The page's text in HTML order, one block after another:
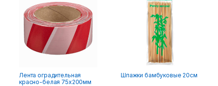
Лента оградительная
красно-белая 75х200мм
Шпажки бамбуковые 20см